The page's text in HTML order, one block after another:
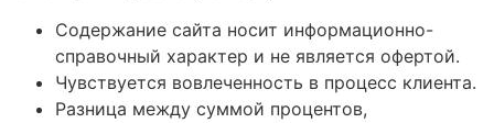
Содержание сайта носит информационно-
справочный характер и не является офертой.
Чувствуется вовлеченность в процесс клиента.
Разница между суммой процентов,